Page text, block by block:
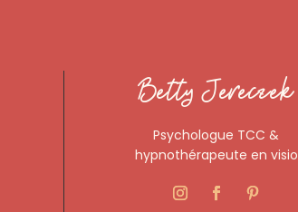
Betty Jereczek
Psychologue TCC &
hypnothérapeute en visio